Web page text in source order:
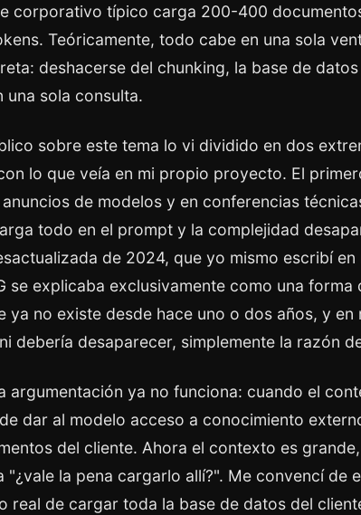
corporativo típico carga 200-400
Teóricamente, todo cabe en una sola
deshacerse del chunking, la base de
una sola consulta.
sobre este tema lo vi dividido en dos
lo que veía en mi propio proyecto. El
de modelos y en conferencias
todo en el prompt y la complejidad
de 2024, que yo mismo escribí
se explicaba exclusivamente como una
ya no existe desde hace uno o dos años, y
debería desaparecer, simplemente la razón
argumentación ya no funciona: cuando el
dar al modelo acceso a conocimiento
del cliente. Ahora el contexto es
"¿vale la pena cargarlo allí?". Me convencí de
real de cargar toda la base de datos del